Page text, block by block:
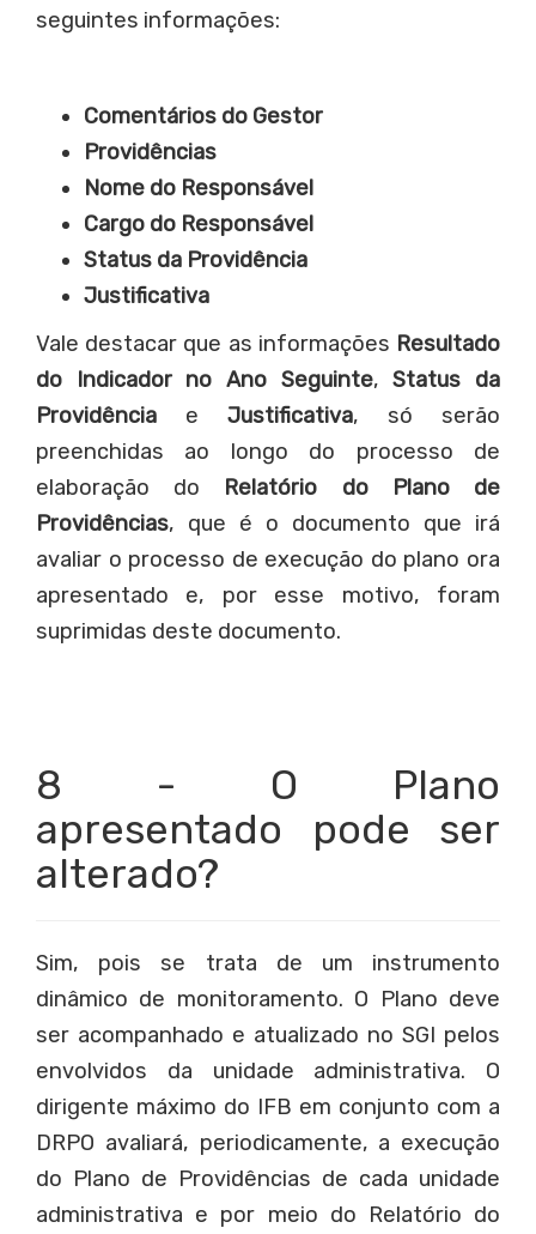
seguintes informações:
Comentários do Gestor
Providências
Nome do Responsável
Cargo do Responsável
Status da Providência
Justificativa
Vale destacar que as informações Resultado
do Indicador no Ano Seguinte,Status da
Providência e Justificativa, só serão
preenchidas ao longo do processo de
elaboração do Relatório do Plano de
Providências, que é o documento que irá
avaliar o processo de execução do plano ora
apresentado e, por esse motivo, foram
suprimidas deste documento.
8 - O Plano
apresentado pode ser
alterado?
Sim, pois se trata de um instrumento
dinâmico de monitoramento. O Plano deve
ser acompanhado e atualizado no SGI pelos
envolvidos da unidade administrativa. O
dirigente máximo do IFB em conjunto com a
DRPO avaliará, periodicamente, a execução
do Plano de Providências de cada unidade
administrativa e por meio do Relatório do